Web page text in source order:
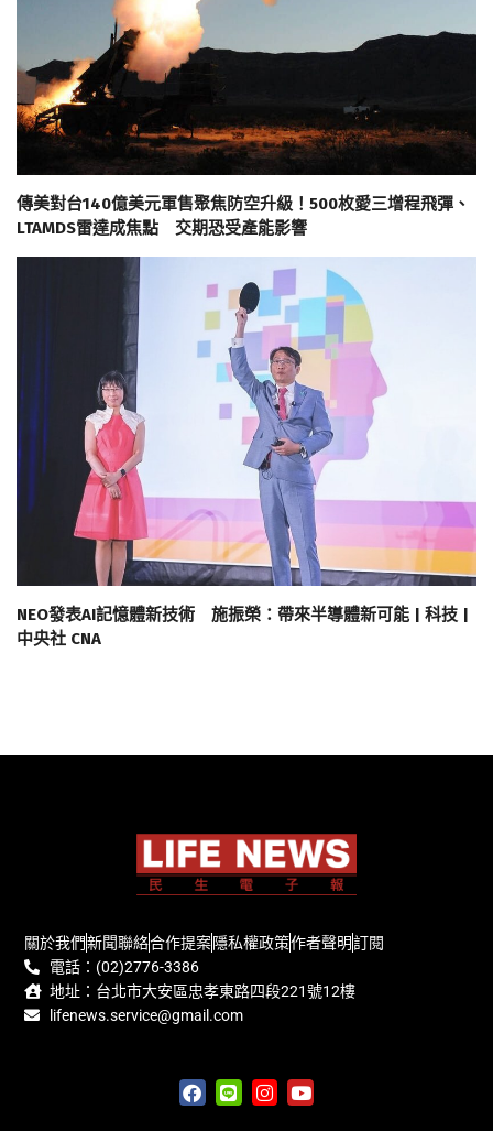
傳美對台140億美元軍售聚焦防空升級！500枚愛三增程飛彈、
LTAMDS雷達成焦點 交期恐受產能影響
NEO發表AI記憶體新技術 施振榮：帶來半導體新可能 | 科技 |
中央社 CNA
關於我們新聞聯絡合作提案隱私權政策作者聲明訂閱
電話：(02)2776-3386
地址：台北市大安區忠孝東路四段221號12樓
lifenews.service@gmail.com